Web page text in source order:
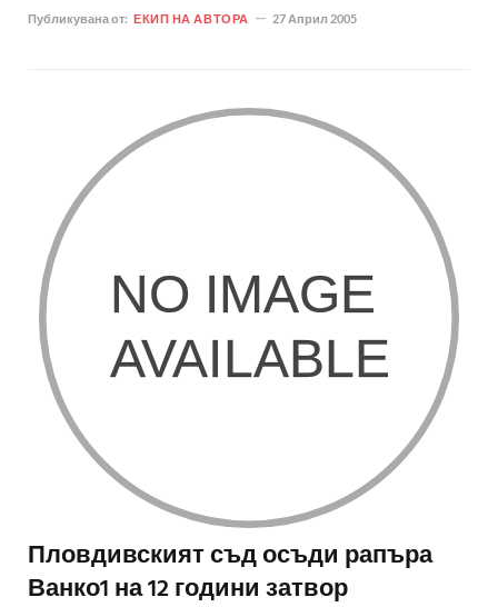
Публикувана от: ЕКИП НА АВТОРА 27 Април 2005
Пловдивският съд осъди рапъра
Ванко1 на 12 години затвор